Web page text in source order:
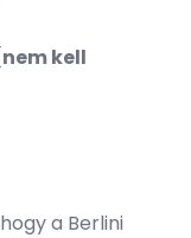
kell
a Berlini